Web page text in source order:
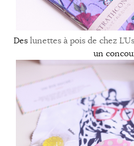
Des lunettes à pois de chez
un